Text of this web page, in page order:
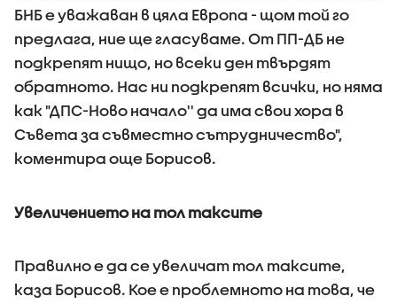
БНБ е уважаван в цяла Европа - щом той го
предлага, ние ще гласуваме. От ПП-ДБ не
подкрепят нищо, но всеки ден твърдят
обратното. Нас ни подкрепят всички, но няма
как "ДПС-Ново начало'' да има свои хора в
Съвета за съвместно сътрудничество",
коментира още Борисов.
Увеличението на тол таксите
Правилно е да се увеличат тол таксите,
каза Борисов. Кое е проблемното на това, че